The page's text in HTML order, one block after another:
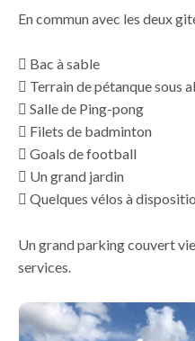
En commun avec les deux
 Bac à sable
 Terrain de pétanque sous
 Salle de Ping-pong
 Filets de badminton
 Goals de football
 Un grand jardin
 Quelques vélos à
Un grand parking couvert
services.